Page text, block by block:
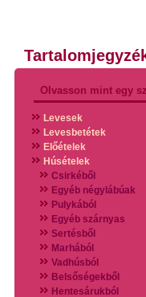
Olvasson mint egy
Levesek
Levesbetétek
Előételek
Húsételek
Csirkéből
Egyéb négylábúak
Pulykából
Egyéb szárnyas
Sertésből
Marhából
Vadhúsból
Belsőségekből
Hentesárukból